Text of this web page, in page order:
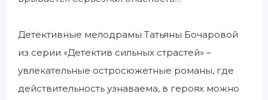
Детективные мелодрамы Татьяны Бочаровой
из серии «Детектив сильных страстей» –
увлекательные остросюжетные романы, где
действительность узнаваема, в героях можно